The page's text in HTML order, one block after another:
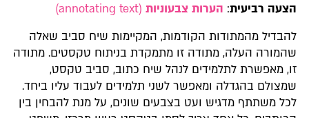
הצעה רביעית: הערות צבעוניות(annotating text)
להבדיל מהמתודות הקודמות, המקיימות שיח סביב שאלה
שהמורה העלה, מתודה זו מתמקדת בניתוח טקסטים. מתודה
זו, מאפשרת לתלמידים לנהל שיח כתוב, סביב טקסט,
שמצולם בהגדלה ומאפשר לשני תלמידים לעבוד עליו ביחד.
לכל משתתף מדגיש ועט בצבעים שונים, על מנת להבחין בין